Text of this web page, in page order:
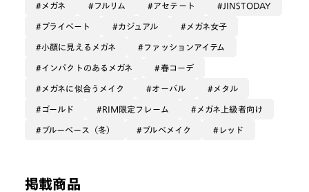
目元の血色感を美しく魅せる赤縁フレーム。
ワインレッド系の色味ですが、青みの少ない赤なのでパ
ーソナルカラー問わず掛けやすいです◎
目尻のメタルパーツが透けて見える所が品良く華やかに
横幅が広いので、度数が強い方や黒目の距離が狭い方は
キレイなフレームカラーを活かしてカラーレンズカスタ
メガネ フルリム アセテート JINSTODAY
プライベート カジュアル メガネ女子
小顔に見えるメガネ ファッションアイテム
インパクトのあるメガネ 春コーデ
メガネに似合うメイク オーバル メタル
ゴールド RIM限定フレーム メガネ上級者向け
ブルーベース（冬） ブルベメイク レッド
掲載商品